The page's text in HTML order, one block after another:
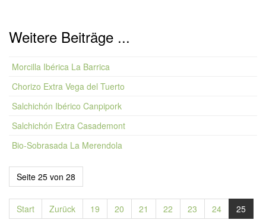
Weitere Beiträge ...
Morcilla Ibérica La Barrica
Chorizo Extra Vega del Tuerto
Salchichón Ibérico Canpipork
Salchichón Extra Casademont
Bio-Sobrasada La Merendola
Seite 25 von 28
Start Zurück 19 20 21 22 23 24 25